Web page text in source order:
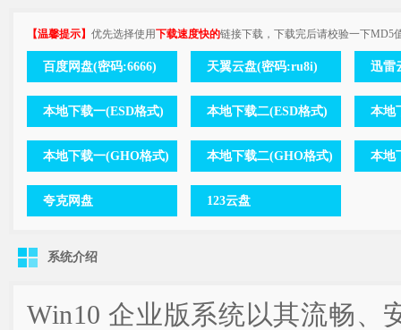
【温馨提示】 优先选择使用下载速度快的链接下载，下载完后请校验一下MD5
百度网盘(密码:6666) 天翼云盘(密码:ru8i) 迅雷
本地下载一(ESD格式) 本地下载二(ESD格式) 本地
本地下载一(GHO格式) 本地下载二(GHO格式) 本地
夸克网盘 123云盘
系统介绍
Win10 企业版系统以其流畅、